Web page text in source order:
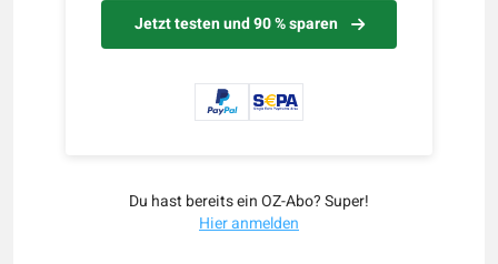
Jetzt testen und 90 % sparen
Du hast bereits ein OZ-Abo? Super!
Hier anmelden